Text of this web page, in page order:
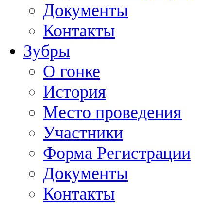
Документы
Контакты
Зубры
О гонке
История
Место проведения
Участники
Форма Регистрации
Документы
Контакты